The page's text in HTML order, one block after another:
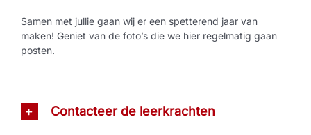
Samen met jullie gaan wij er een spetterend jaar van
maken! Geniet van de foto’s die we hier regelmatig gaan
posten.
Contacteer de leerkrachten